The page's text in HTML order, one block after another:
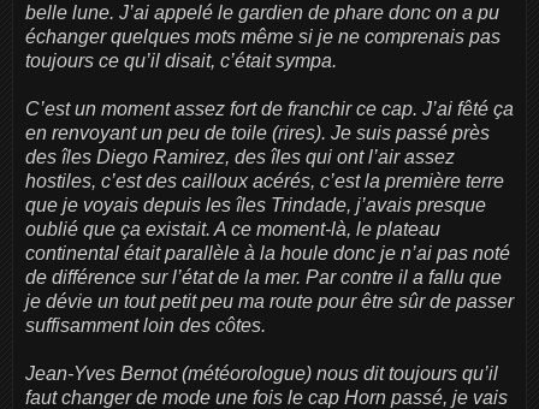
belle lune. J’ai appelé le gardien de phare donc on a pu
échanger quelques mots même si je ne comprenais pas
toujours ce qu’il disait, c’était sympa.
C’est un moment assez fort de franchir ce cap. J’ai fêté ça
en renvoyant un peu de toile (rires). Je suis passé près
des îles Diego Ramirez, des îles qui ont l’air assez
hostiles, c’est des cailloux acérés, c’est la première terre
que je voyais depuis les îles Trindade, j’avais presque
oublié que ça existait. A ce moment-là, le plateau
continental était parallèle à la houle donc je n’ai pas noté
de différence sur l’état de la mer. Par contre il a fallu que
je dévie un tout petit peu ma route pour être sûr de passer
suffisamment loin des côtes.
Jean-Yves Bernot (météorologue) nous dit toujours qu’il
faut changer de mode une fois le cap Horn passé, je vais